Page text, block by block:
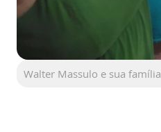
Walter Massulo e sua família